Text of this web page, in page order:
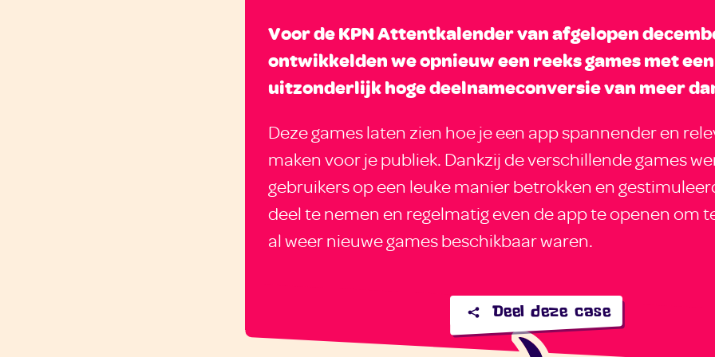
Voor de KPN Attentkalender van afgelopen
ontwikkelden we opnieuw een reeks games met een
uitzonderlijk hoge deelnameconversie van meer
Deze games laten zien hoe je een app spannender en
maken voor je publiek. Dankzij de verschillende games
gebruikers op een leuke manier betrokken en
deel te nemen en regelmatig even de app te openen om
al weer nieuwe games beschikbaar waren.
Deel deze case